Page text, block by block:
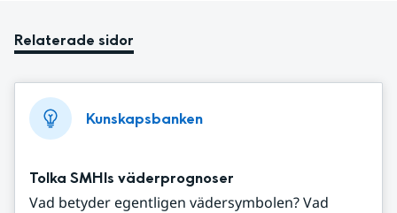
Relaterade sidor
Kunskapsbanken
Tolka SMHIs väderprognoser
Vad betyder egentligen vädersymbolen? Vad